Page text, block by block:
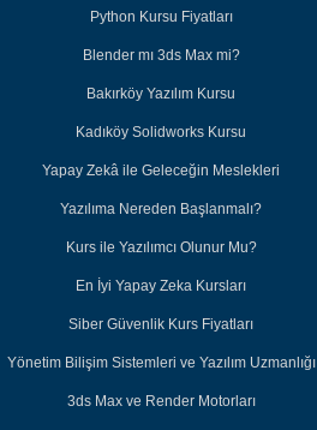
Python Kursu Fiyatları
Blender mı 3ds Max mi?
Bakırköy Yazılım Kursu
Kadıköy Solidworks Kursu
Yapay Zekâ ile Geleceğin Meslekleri
Yazılıma Nereden Başlanmalı?
Kurs ile Yazılımcı Olunur Mu?
En İyi Yapay Zeka Kursları
Siber Güvenlik Kurs Fiyatları
Yönetim Bilişim Sistemleri ve Yazılım Uzmanlığı
3ds Max ve Render Motorları